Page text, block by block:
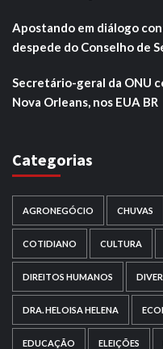
Apostando em diálogo
despede do Conselho de
Secretário-geral da ONU
Nova Orleans, nos EUA BR
Categorias
AGRONEGÓCIO CHUVAS
COTIDIANO CULTURA
DIREITOS HUMANOS
DRA. HELOISA HELENA
EDUCAÇÃO ELEIÇÕES